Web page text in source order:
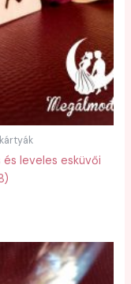
leveles esküvői